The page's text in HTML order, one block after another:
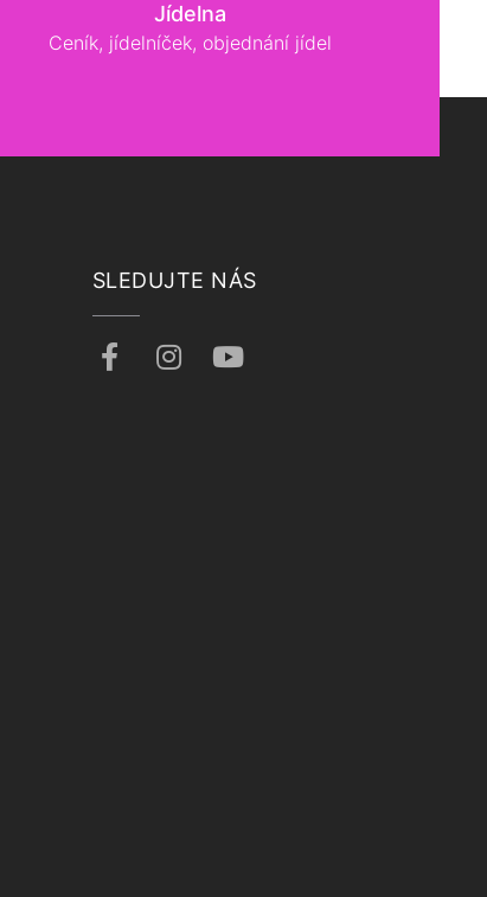
Jídelna
Ceník, jídelníček, objednání jídel
SLEDUJTE NÁS